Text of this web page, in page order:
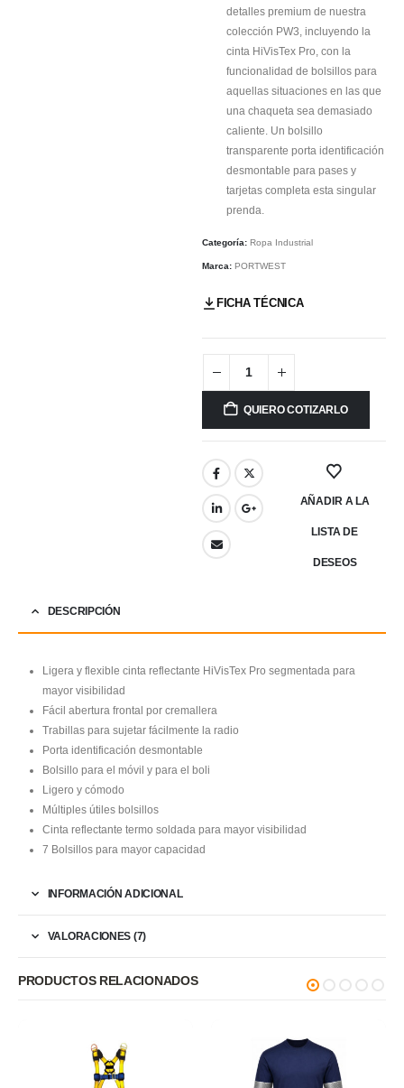
detalles premium de nuestra
colección PW3, incluyendo la
cinta HiVisTex Pro, con la
funcionalidad de bolsillos para
aquellas situaciones en las que
una chaqueta sea demasiado
caliente. Un bolsillo
transparente porta identificación
desmontable para pases y
tarjetas completa esta singular
prenda.
Categoría: Ropa Industrial
Marca: PORTWEST
FICHA TÉCNICA
QUIERO COTIZARLO
AÑADIR A LA
LISTA DE
DESEOS
DESCRIPCIÓN
Ligera y flexible cinta reflectante HiVisTex Pro segmentada para
mayor visibilidad
Fácil abertura frontal por cremallera
Trabillas para sujetar fácilmente la radio
Porta identificación desmontable
Bolsillo para el móvil y para el boli
Ligero y cómodo
Múltiples útiles bolsillos
Cinta reflectante termo soldada para mayor visibilidad
7 Bolsillos para mayor capacidad
INFORMACIÓN ADICIONAL
VALORACIONES (7)
PRODUCTOS RELACIONADOS